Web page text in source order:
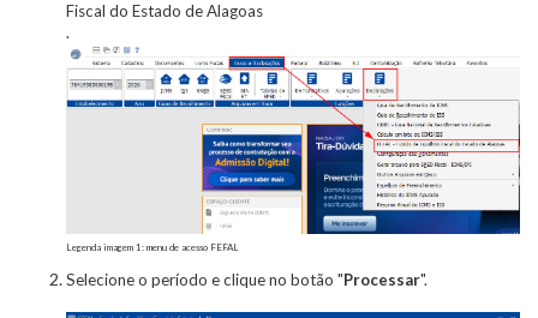
Fiscal do Estado de Alagoas
.
Legenda imagem 1: menu de acesso FEFAL
Selecione o período e clique no botão "Processar".